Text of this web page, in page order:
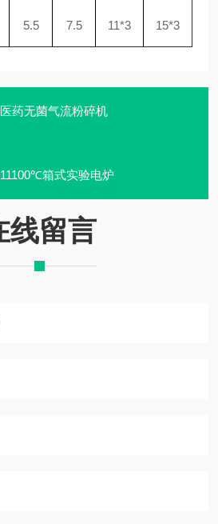
5.5 7.5 11*3 15*3
药无菌气流粉碎机
箱式实验电炉
线留言